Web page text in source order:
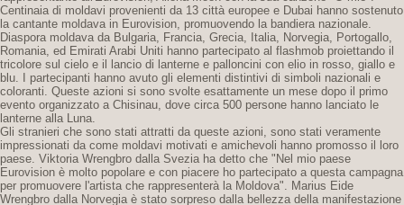
Centinaia di moldavi provenienti da 13 città europee e Dubai hanno sostenuto
la cantante moldava in Eurovision, promuovendo la bandiera nazionale.
Diaspora moldava da Bulgaria, Francia, Grecia, Italia, Norvegia, Portogallo,
Romania, ed Emirati Arabi Uniti hanno partecipato al flashmob proiettando il
tricolore sul cielo e il lancio di lanterne e palloncini con elio in rosso, giallo e
blu. I partecipanti hanno avuto gli elementi distintivi di simboli nazionali e
coloranti. Queste azioni si sono svolte esattamente un mese dopo il primo
evento organizzato a Chisinau, dove circa 500 persone hanno lanciato le
lanterne alla Luna.
Gli stranieri che sono stati attratti da queste azioni, sono stati veramente
impressionati da come moldavi motivati ​​e amichevoli hanno promosso il loro
paese. Viktoria Wrengbro dalla Svezia ha detto che "Nel mio paese
Eurovision è molto popolare e con piacere ho partecipato a questa campagna
per promuovere l'artista che rappresenterà la Moldova". Marius Eide
Wrengbro dalla Norvegia è stato sorpreso dalla bellezza della manifestazione